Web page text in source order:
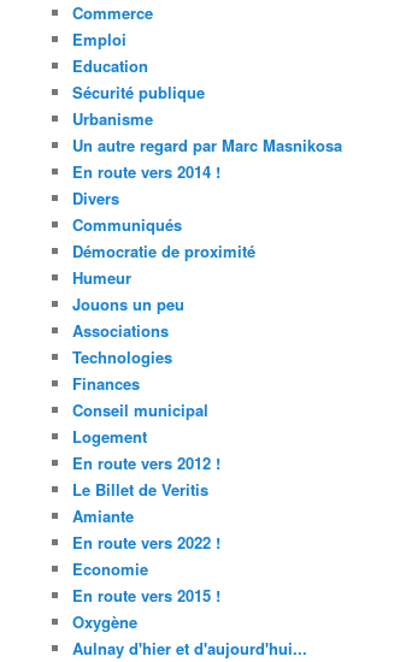
Commerce
Emploi
Education
Sécurité publique
Urbanisme
Un autre regard par Marc Masnikosa
En route vers 2014 !
Divers
Communiqués
Démocratie de proximité
Humeur
Jouons un peu
Associations
Technologies
Finances
Conseil municipal
Logement
En route vers 2012 !
Le Billet de Veritis
Amiante
En route vers 2022 !
Economie
En route vers 2015 !
Oxygène
Aulnay d'hier et d'aujourd'hui...